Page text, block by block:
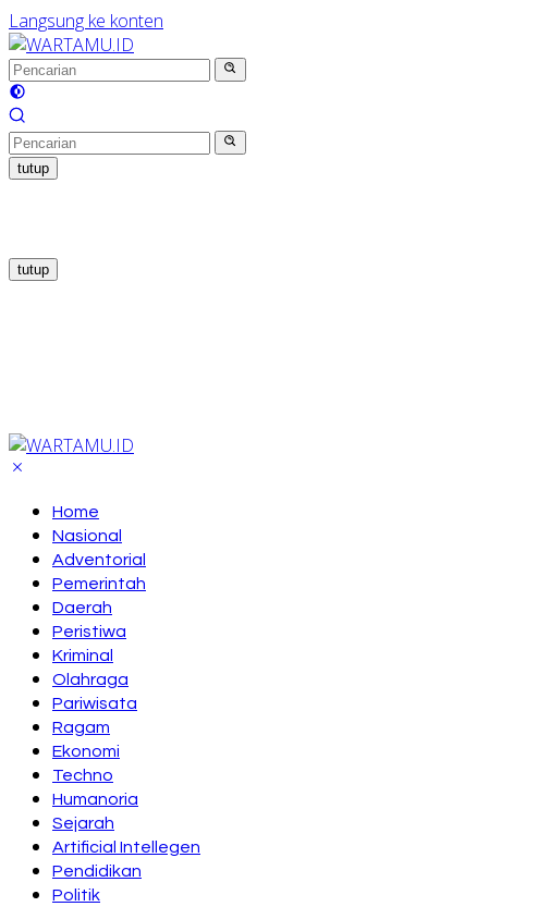
Langsung ke konten
tutup
tutup
Home
Nasional
Adventorial
Pemerintah
Daerah
Peristiwa
Kriminal
Olahraga
Pariwisata
Ragam
Ekonomi
Techno
Humanoria
Sejarah
Artificial Intellegen
Pendidikan
Politik